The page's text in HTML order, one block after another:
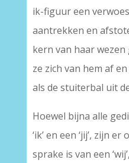
ik-figuur een
aantrekken en
kern van haar
ze zich van hem af
als de stuiterbal uit
Hoewel bijna alle
‘ik’ en een ‘jij’, zijn
sprake is van een